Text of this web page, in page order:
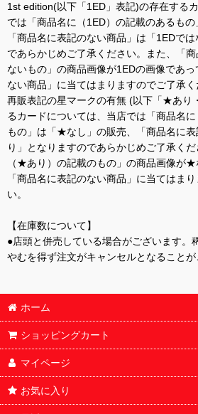
1st edition(以下「1ED」表記)の存在する
では「商品名に（1ED）の記載のあるもの
「商品名に表記のない商品」は「1EDで
であらかじめご了承ください。また、「
ないもの」の商品画像が1EDの画像であ
ない商品」に当てはまりますのでご了承く
再販表記の星マークの有無 (以下「★あり
るカードについては、当店では「商品名
もの」は「★なし」の販売、「商品名に
り」となりますのであらかじめご了承く
（★あり）の記載のもの」の商品画像が★
「商品名に表記のない商品」に当てはま
い。
【在庫数について】
●店頭と併売している場合がございます。
やむを得ず注文がキャンセルとなることが
ホーム
ショッピングカート
マイページ
お気に入り